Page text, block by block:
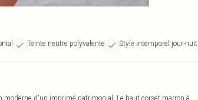
Teinte neutre polyvalente Style intemporel jour-nuit
d'un imprimé patrimonial. Le haut corset marron à